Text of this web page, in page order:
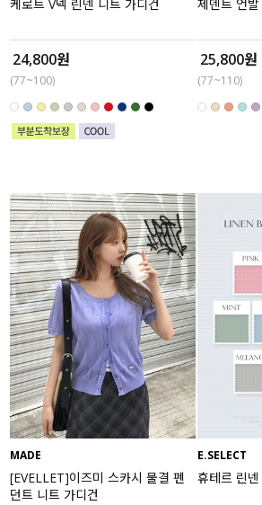
케로트 V넥 린넨 니트 가디건
24,800원
(77~100)
제덴트 언
25,800원
(77~110)
MADE
[EVELLET]이즈미 스카시 물결 펜
던트 니트 가디건
E.SELECT
휴테르 린